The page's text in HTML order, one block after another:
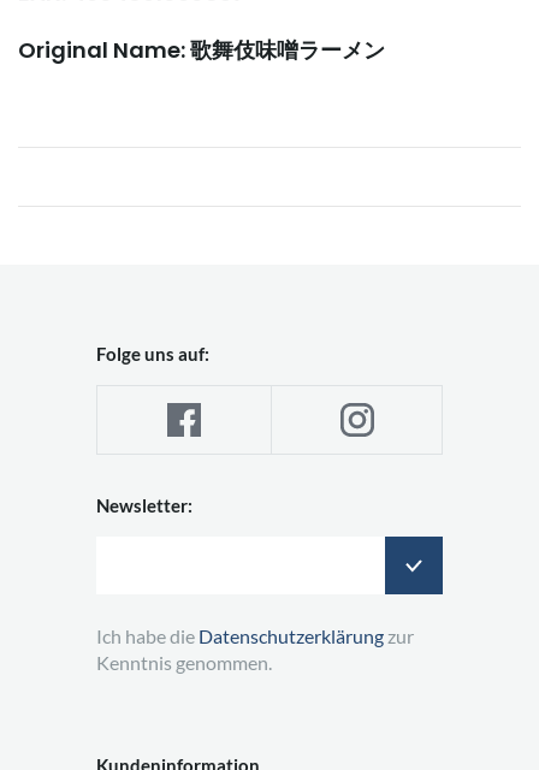
Original Name: 歌舞伎味噌ラーメン
Kundeninformation
Folge uns auf:
Newsletter:
Ich habe die Datenschutzerklärung zur
Kenntnis genommen.